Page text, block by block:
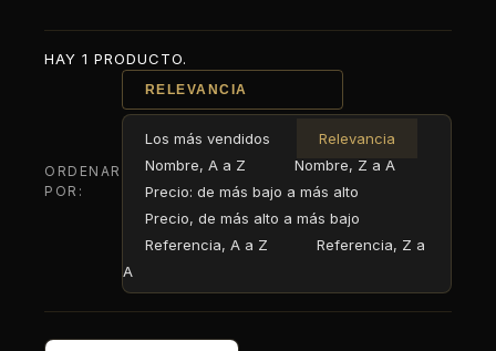
HAY 1 PRODUCTO.
ORDENAR
POR:
RELEVANCIA
Los más vendidos
Relevancia
Nombre, A a Z
Nombre, Z a A
Precio: de más bajo a más alto
Precio, de más alto a más bajo
Referencia, A a Z
Referencia, Z a
A